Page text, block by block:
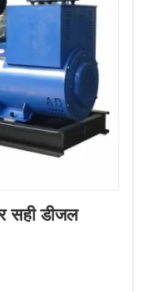
सही डीजल